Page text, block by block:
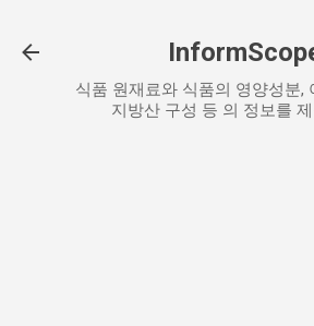
식품 원재료와 식품의 영양성분,
지방산 구성 등 의 정보를